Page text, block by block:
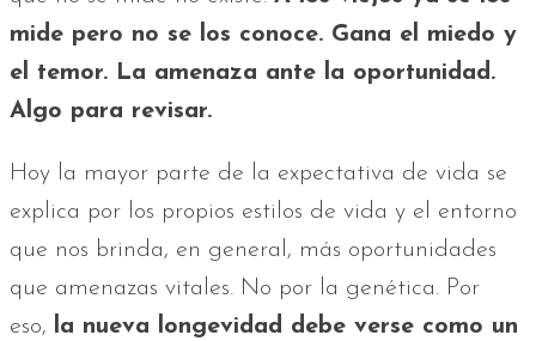
mide pero no se los conoce. Gana el miedo y
el temor. La amenaza ante la oportunidad.
Algo para revisar.
Hoy la mayor parte de la expectativa de vida se
explica por los propios estilos de vida y el entorno
que nos brinda, en general, más oportunidades
que amenazas vitales. No por la genética. Por
eso, la nueva longevidad debe verse como un